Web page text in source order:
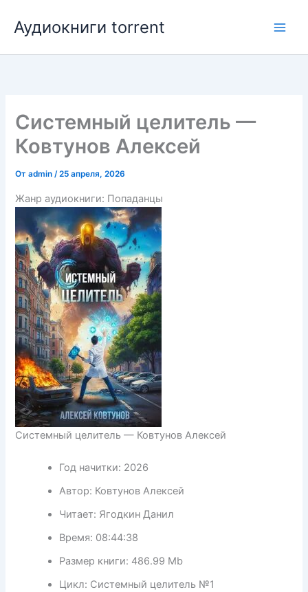
содержимому
Аудиокниги torrent
Системный целитель —
Ковтунов Алексей
Отadmin/25 апреля, 2026
Жанр аудиокниги: Попаданцы
Системный целитель — Ковтунов Алексей
Год начитки: 2026
Автор: Ковтунов Алексей
Читает: Ягодкин Данил
Время: 08:44:38
Размер книги: 486.99 Mb
Цикл: Системный целитель №1